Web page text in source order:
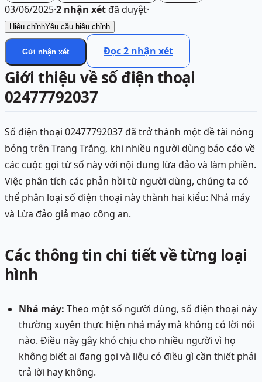
03/06/2025·2 nhận xétđã duyệt·
Hiệu chỉnhYêu cầu hiệu chỉnh
Gửi nhận xét Đọc2 nhận xét
Giới thiệu về số điện thoại
02477792037
Số điện thoại 02477792037 đã trở thành một đề tài nóng
bỏng trên Trang Trắng, khi nhiều người dùng báo cáo về
các cuộc gọi từ số này với nội dung lừa đảo và làm phiền.
Việc phân tích các phản hồi từ người dùng, chúng ta có
thể phân loại số điện thoại này thành hai kiểu: Nhá máy
và Lừa đảo giả mạo công an.
Các thông tin chi tiết về từng loại
hình
Nhá máy: Theo một số người dùng, số điện thoại này
thường xuyên thực hiện nhá máy mà không có lời nói
nào. Điều này gây khó chịu cho nhiều người vì họ
không biết ai đang gọi và liệu có điều gì cần thiết phải
trả lời hay không.